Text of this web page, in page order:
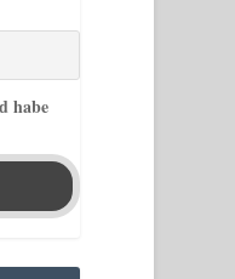
habe